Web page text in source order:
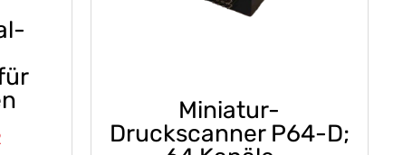
Miniatur-
Druckscanner P64-D;